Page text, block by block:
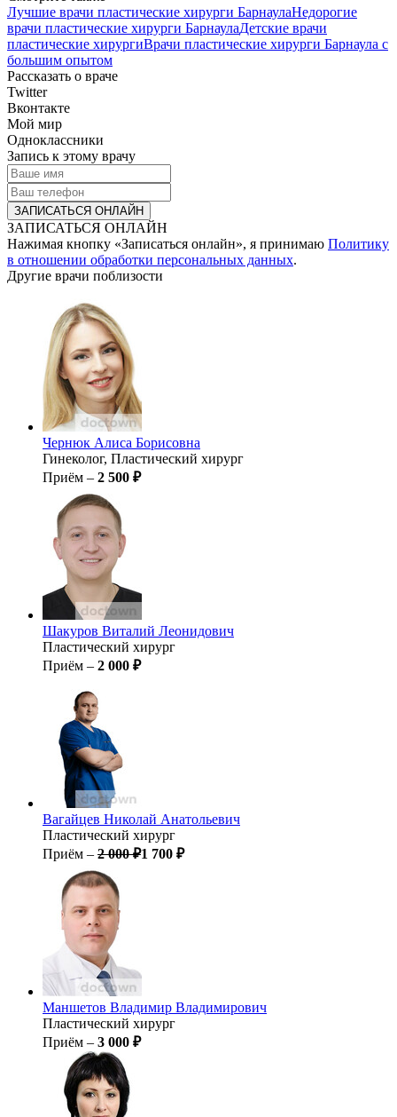
Лучшие врачи пластические хирурги БарнаулаНедорогие
врачи пластические хирурги БарнаулаДетские врачи
пластические хирургиВрачи пластические хирурги Барнаула с
большим опытом
Рассказать о враче
Twitter
Вконтакте
Мой мир
Одноклассники
Запись к этому врачу
ЗАПИСАТЬСЯ ОНЛАЙН
Нажимая кнопку «Записаться онлайн», я принимаю Политику
в отношении обработки персональных данных.
Другие врачи поблизости
Чернюк Алиса Борисовна
Гинеколог, Пластический хирург
Приём – 2 500 ₽
Шакуров Виталий Леонидович
Пластический хирург
Приём – 2 000 ₽
Вагайцев Николай Анатольевич
Пластический хирург
Приём – 2 000 ₽1 700 ₽
Маншетов Владимир Владимирович
Пластический хирург
Приём – 3 000 ₽